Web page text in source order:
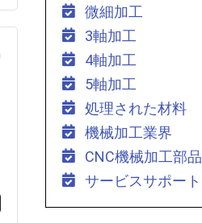
微細加工
3軸加工
4軸加工
5軸加工
処理された材料
機械加工業界
CNC機械加工部品
サービスサポート